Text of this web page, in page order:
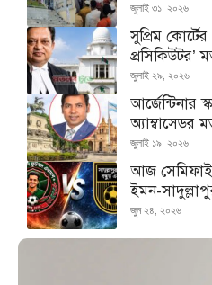
জুলাই ৩১, ২০২৬
সুপ্রিম
প্রসিকিউটর’
জুলাই ২৯, ২০২৬
আর্জেন্টিনার
অ্যাম্বাসেডর
জুলাই ১৯, ২০২৬
আজ
ইমন-
জুন ২৪, ২০২৬